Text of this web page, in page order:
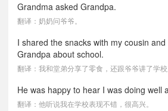
Grandma asked Grandpa.
翻译：奶奶问爷爷。
I shared the snacks with my cousin and
Grandpa about school.
翻译：我和堂弟分享了零食，还跟爷爷讲了学校
He was happy to hear I was doing well
翻译：他听说我在学校表现不错，很高兴。